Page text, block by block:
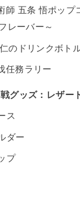
師 五条 悟ポップ
レーバー～
のドリンクボト
任務ラリー
グッズ：レザー
ス
ダー
プ